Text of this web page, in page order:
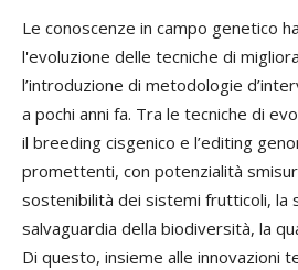
Le conoscenze in campo genetico
l'evoluzione delle tecniche di
l’introduzione di metodologie
a pochi anni fa. Tra le tecniche di
il breeding cisgenico e l’editing
promettenti, con potenzialità
sostenibilità dei sistemi frutticoli, la
salvaguardia della biodiversità, la
Di questo, insieme alle innovazioni